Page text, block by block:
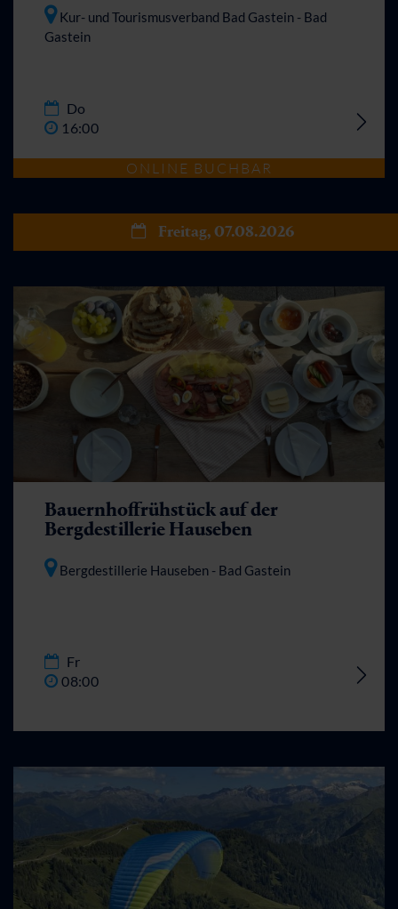
Kur- und Tourismusverband Bad Gastein - Bad
Gastein
Do
16:00
ONLINE BUCHBAR
Freitag, 07.08.2026
Bauernhoffrühstück auf der
Bergdestillerie Hauseben
Bergdestillerie Hauseben - Bad Gastein
Fr
08:00